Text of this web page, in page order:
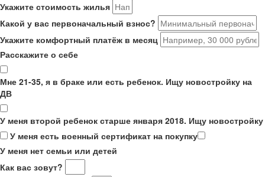
Укажите стоимость жилья
Какой у вас первоначальный взнос?
Укажите комфортный платёж в месяц
Расскажите о себе
Мне 21-35, я в браке или есть ребенок. Ищу новостройку на
ДВ
У меня второй ребенок старше января 2018. Ищу новостройку
У меня есть военный сертификат на покупку
У меня нет семьи или детей
Как вас зовут?